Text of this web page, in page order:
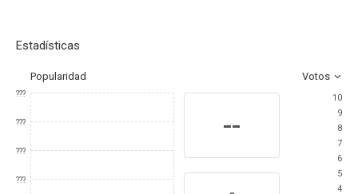
Estadísticas
Popularidad Votos
???
???
???
???
--
10
9
8
7
6
5
4